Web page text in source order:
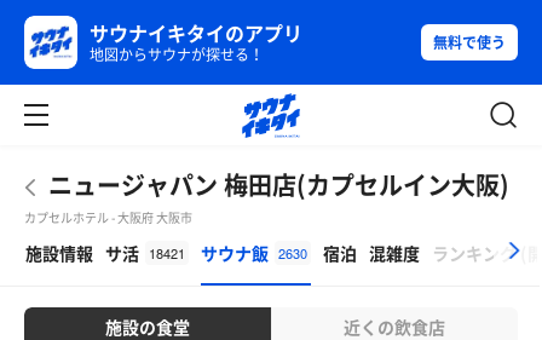
サウナイキタイのアプリ
地図からサウナが探せる！
無料で使う
ニュージャパン 梅田店(カプセルイン大阪)
カプセルホテル - 大阪府 大阪市
施設情報 サ活 18421 サウナ飯 2630 宿泊 混雑度 ランキング
施設の食堂 近くの飲食店